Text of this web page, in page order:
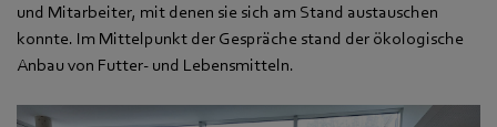
und Mitarbeiter, mit denen sie sich am Stand austauschen
konnte. Im Mittelpunkt der Gespräche stand der ökologische
Anbau von Futter- und Lebensmitteln.